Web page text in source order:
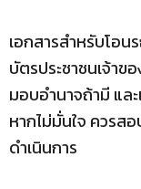
เอกสารสำหรับโอน
บัตรประชาชนเจ้าข
มอบอำนาจถ้ามี แล
หากไม่มั่นใจ ควรส
ดำเนินการ